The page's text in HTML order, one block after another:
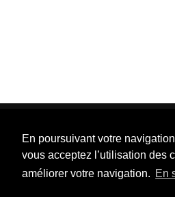
En poursuivant votre
vous acceptez l’utilisation des
améliorer votre navigation. En
Template Created By :